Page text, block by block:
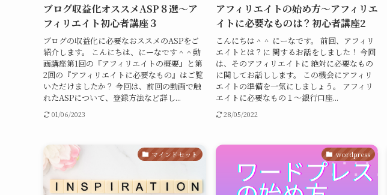
ブログ収益化オススメASP８選～ア
フィリエイト初心者講座３
ブログの収益化に必要なおススメのASPをご
紹介します。 こんにちは、にーなです＾＾動
画講座第1回の『アフィリエイトの概要』と第
2回の『アフィリエイトに必要なもの』はご覧
いただけましたか？ 今回は、前回の動画で触
れたASPについて、登録方法など詳し...
01/06/2023
アフィリエイトの始め方～アフィリエ
イトに必要なものは？初心者講座2
こんにちは＾＾ にーなです。 前回、アフィリ
エイトとは？に 関するお話をしました！ 今回
は、そのアフィリエイトに 絶対に必要なもの
に関してお話しします。 この機会にアフィリ
エイトの準備を一気にしましょう。 アフィリ
エイトに必要なもの１～銀行口座...
28/05/2022
マインドセット wordpress